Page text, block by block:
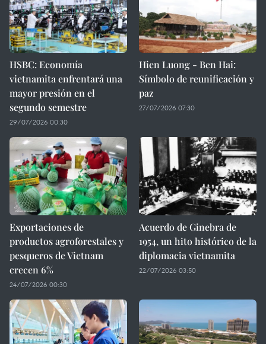
HSBC: Economía
vietnamita enfrentará una
mayor presión en el
segundo semestre
29/07/2026 00:30
Hien Luong - Ben Hai:
Símbolo de reunificación y
paz
27/07/2026 07:30
Exportaciones de
productos agroforestales y
pesqueros de Vietnam
crecen 6%
24/07/2026 00:30
Acuerdo de Ginebra de
1954, un hito histórico de la
diplomacia vietnamita
22/07/2026 03:50